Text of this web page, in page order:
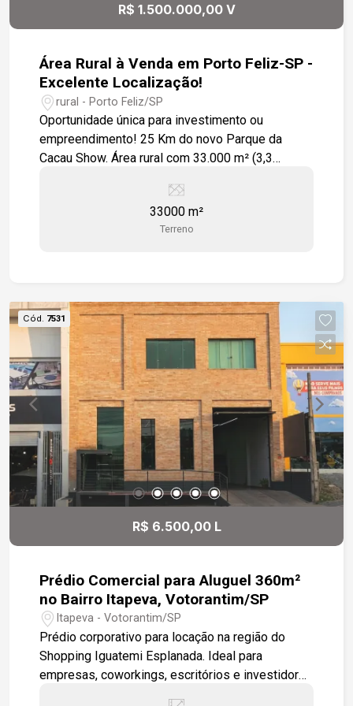
R$ 1.500.000,00 V
Área Rural à Venda em Porto Feliz-SP -
Excelente Localização!
rural - Porto Feliz/SP
Oportunidade única para investimento ou
empreendimento! 25 Km do novo Parque da
Cacau Show. Área rural com 33.000 m² (3,3
poucos minutos do perímetro urbano e com fácil
acesso à Rodovia Castelo Branco. Destaques do
imóvel: Localização estratégica, região de
aproveitamento. Região em constante
valorização. A combinação entre a tranquilidade
do campo e a proximidade da cidade faz desta
propriedade uma excelente opção para quem
busca qualidade de vida ou um investimento
seguro em uma das regiões que mais cresce no
interior paulista. Área total: 33.000 m²
33000 m²
Terreno
Cód. 7531
R$ 6.500,00 L
Prédio Comercial para Aluguel 360m²
no Bairro Itapeva, Votorantim/SP
Itapeva - Votorantim/SP
Prédio corporativo para locação na região do
Shopping Iguatemi Esplanada. Ideal para
empresas, coworkings, escritórios e investidores